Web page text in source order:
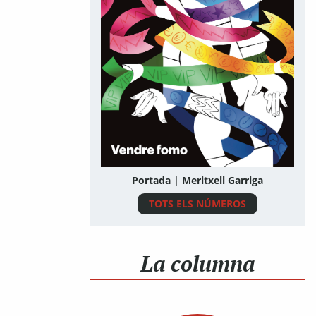
Portada | Meritxell Garriga
TOTS ELS NÚMEROS
La columna